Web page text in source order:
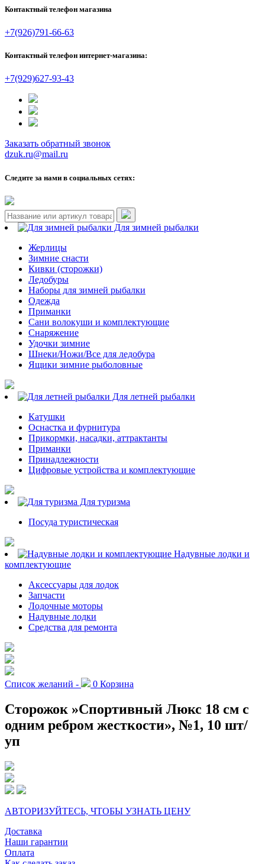
Контактный телефон магазина
+7(926)791-66-63
Контактный телефон интернет-магазина:
+7(929)627-93-43
Заказать обратный звонок
dzuk.ru@mail.ru
Следите за нами в социальных сетях:
Для зимней рыбалки
Жерлицы
Зимние снасти
Кивки (сторожки)
Ледобуры
Наборы для зимней рыбалки
Одежда
Приманки
Сани волокуши и комплектующие
Снаряжение
Удочки зимние
Шнеки/Ножи/Все для ледобура
Ящики зимние рыболовные
Для летней рыбалки
Катушки
Оснастка и фурнитура
Прикормки, насадки, аттрактанты
Приманки
Принадлежности
Цифровые устройства и комплектующие
Для туризма
Посуда туристическая
Надувные лодки и
комплектующие
Аксессуары для лодок
Запчасти
Лодочные моторы
Надувные лодки
Средства для ремонта
Список желаний - 0 Корзина
Сторожок »Спортивный Люкс 18 см c
одним ребром жесткости», №1, 10 шт/
уп
АВТОРИЗУЙТЕСЬ, ЧТОБЫ УЗНАТЬ ЦЕНУ
Доставка
Наши гарантии
Оплата